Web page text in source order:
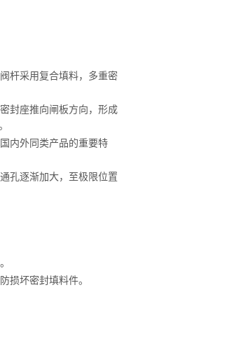
杆采用复合填料，多重密
封座推向闸板方向，形成
内外同类产品的重要特
孔逐渐加大，至极限位置
损坏密封填料件。